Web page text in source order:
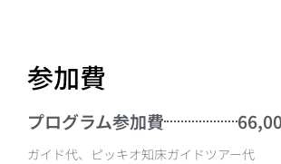
参加費
プログラム参加費
ガイド代、ピッキオ知床ガイドツアー代